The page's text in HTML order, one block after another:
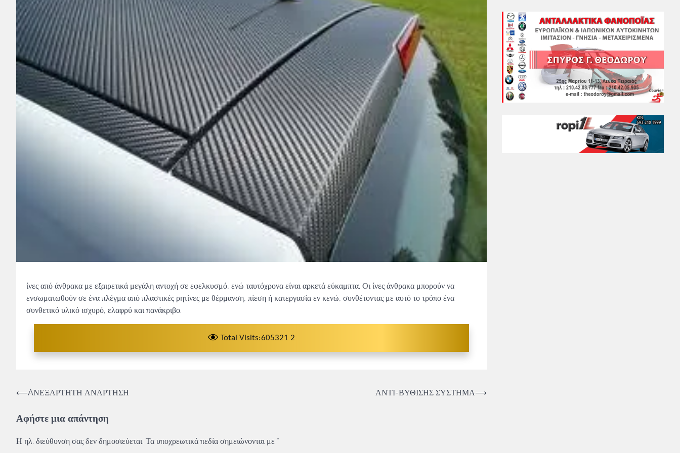
ίνες από άνθρακα με εξαιρετικά μεγάλη αντοχή σε εφελκυσμό, ενώ ταυτόχρονα είναι αρκετά εύκαμπτα. Οι ίνες άνθρακα μπορούν να
ενσωματωθούν σε ένα πλέγμα από πλαστικές ρητίνες με θέρμανση, πίεση ή κατεργασία εν κενώ, συνθέτοντας με αυτό το τρόπο ένα
συνθετικό υλικό ισχυρό, ελαφρύ και πανάκριβο.
Total Visits:605321 2
Πλοήγηση
⟵AΝΕΞΑΡΤΗΤΗ ΑΝΑΡΤΗΣΗ ΑΝΤΙ-ΒΥΘΙΣΗΣ ΣΥΣΤΗΜΑ⟶
Αφήστε μια απάντηση
Η ηλ. διεύθυνση σας δεν δημοσιεύεται. Τα υποχρεωτικά πεδία σημειώνονται με *